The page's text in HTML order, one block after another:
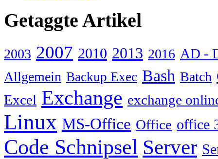
Getaggte Artikel
2003 2007 2010 2013 2016 AD -
Allgemein Backup Exec Bash Batch
Excel Exchange exchange
Linux MS-Office Office office
Code Schnipsel Server